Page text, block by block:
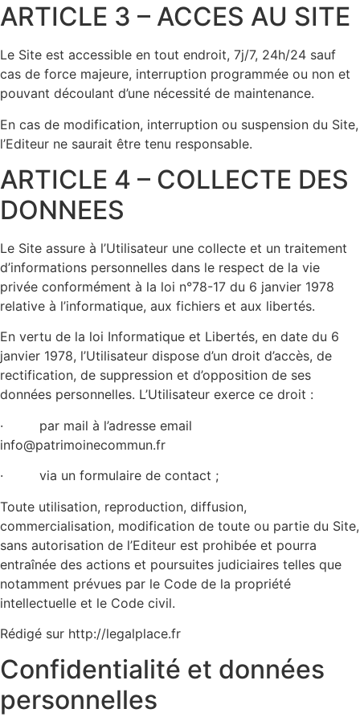
ARTICLE 3 – ACCES AU SITE
Le Site est accessible en tout endroit, 7j/7, 24h/24 sauf
cas de force majeure, interruption programmée ou non et
pouvant découlant d’une nécessité de maintenance.
En cas de modification, interruption ou suspension du Site,
l’Editeur ne saurait être tenu responsable.
ARTICLE 4 – COLLECTE DES
DONNEES
Le Site assure à l’Utilisateur une collecte et un traitement
d’informations personnelles dans le respect de la vie
privée conformément à la loi n°78-17 du 6 janvier 1978
relative à l’informatique, aux fichiers et aux libertés.
En vertu de la loi Informatique et Libertés, en date du 6
janvier 1978, l’Utilisateur dispose d’un droit d’accès, de
rectification, de suppression et d’opposition de ses
données personnelles. L’Utilisateur exerce ce droit :
· par mail à l’adresse email
info@patrimoinecommun.fr
· via un formulaire de contact ;
Toute utilisation, reproduction, diffusion,
commercialisation, modification de toute ou partie du Site ,
sans autorisation de l’Editeur est prohibée et pourra
entraînée des actions et poursuites judiciaires telles que
notamment prévues par le Code de la propriété
intellectuelle et le Code civil.
Rédigé sur http://legalplace.fr
Confidentialité et données
personnelles